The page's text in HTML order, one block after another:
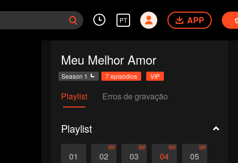
PT APP
Meu Melhor Amor
Season 1 7 episódios VIP
Playlist Erros de gravação
Playlist
01 02
VIP
03
VIP
04
VIP
05
VIP